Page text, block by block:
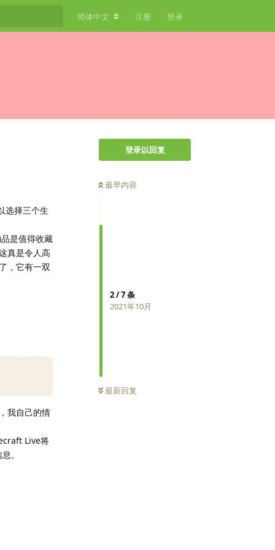
简体中文 注册 登录
登录以回复
最早内容
2/7条
2021年10月
最新回复
选择三个生
是值得收藏
真是令人高
，它有一双
我自己的情
Live将
。